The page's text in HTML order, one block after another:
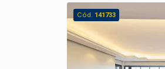
Cód. 141733